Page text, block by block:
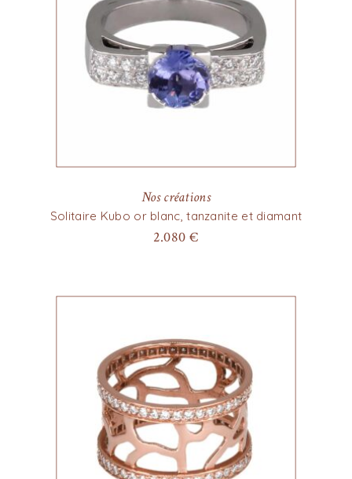
Nos créations
Solitaire Kubo or blanc, tanzanite et diamant
2.080 €